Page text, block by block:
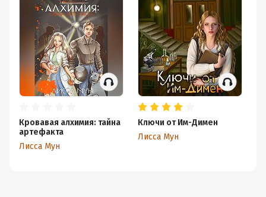
Кровавая алхимия: тайна
артефакта
Лисса Мун
Ключи от Им-Димен
Лисса Мун